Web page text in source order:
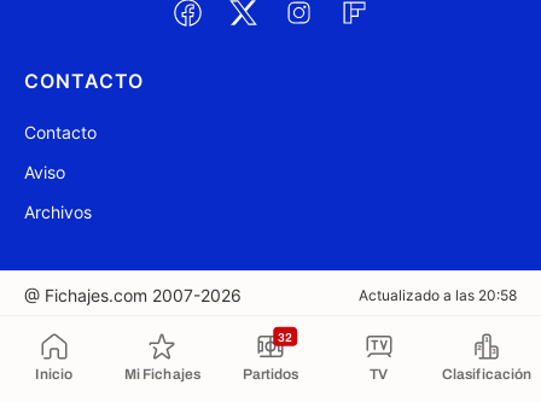
Inicio Mi Fichajes Partidos
32
TV Clasificación
CONTACTO
Contacto
Aviso
Archivos
@ Fichajes.com 2007-2026 Actualizado a las 20:58
Copiado al portapapeles